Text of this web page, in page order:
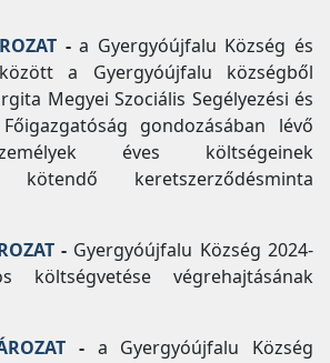
-a Gyergyóújfalu Község és
a Gyergyóújfalu községből
Megyei Szociális Segélyezési és
gondozásában lévő
éves költségeinek
kötendő keretszerződésminta
- Gyergyóújfalu Község 2024-
költségvetése végrehajtásának
- a Gyergyóújfalu Község